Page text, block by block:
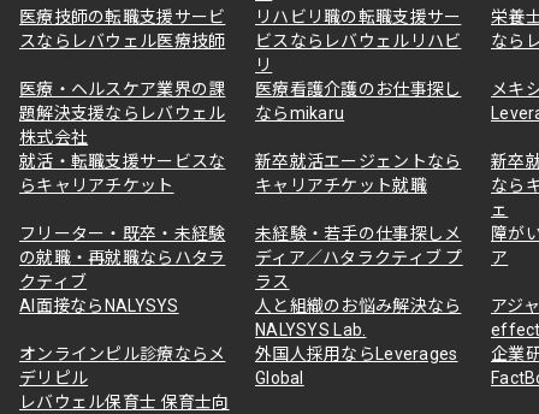
医療技師の転職支援サービ
スならレバウェル医療技師
リハビリ職の転職支援サー
ビスならレバウェルリハビ
リ
栄養
なら
医療・ヘルスケア業界の課
題解決支援ならレバウェル
株式会社
医療看護介護のお仕事探し
ならmikaru
メキ
就活・転職支援サービスな
らキャリアチケット
新卒就活エージェントなら
キャリアチケット就職
新卒
なら
ェ
フリーター・既卒・未経験
の就職・再就職ならハタラ
クティブ
未経験・若手の仕事探しメ
ディア／ハタラクティブ プ
ラス
障が
ア
AI面接ならNALYSYS
人と組織のお悩み解決なら
NALYSYS Lab.
アジ
オンラインピル診療ならメ
デリピル
外国人採用ならLeverages
Global
企業
レバウェル保育士 保育士向